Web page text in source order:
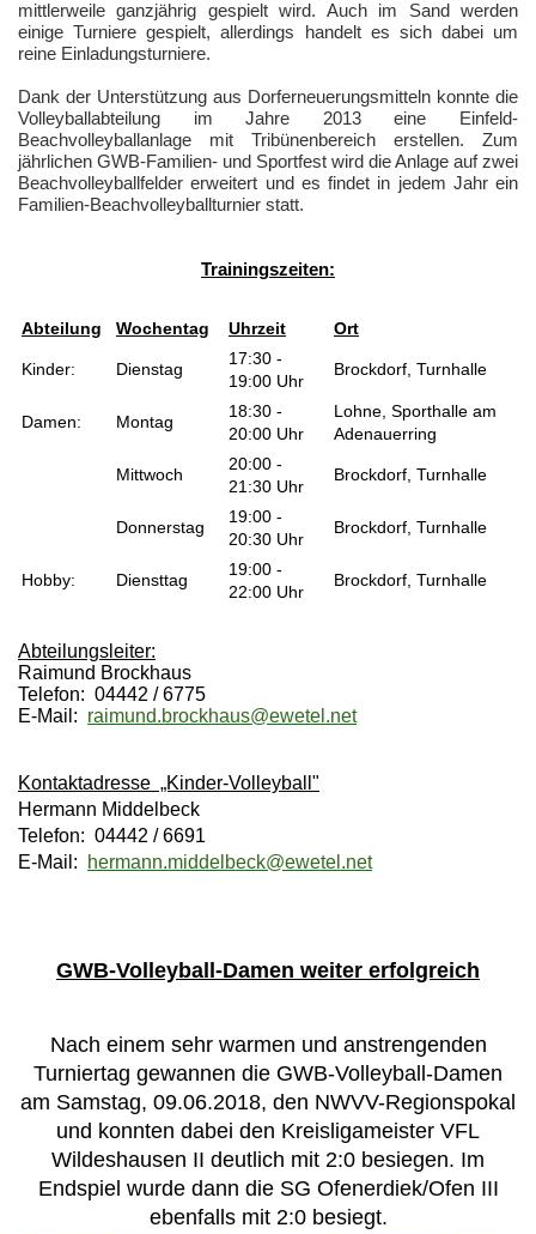
mittlerweile ganzjährig gespielt wird. Auch im Sand werden
einige Turniere gespielt, allerdings handelt es sich dabei um
reine Einladungsturniere.
Dank der Unterstützung aus Dorferneuerungsmitteln konnte die
Volleyballabteilung im Jahre 2013 eine Einfeld-
Beachvolleyballanlage mit Tribünenbereich erstellen. Zum
jährlichen GWB-Familien- und Sportfest wird die Anlage auf zwei
Beachvolleyballfelder erweitert und es findet in jedem Jahr ein
Familien-Beachvolleyballturnier statt.
Trainingszeiten:
Abteilung Wochentag Uhrzeit Ort
Kinder: Dienstag
17:30 -
19:00 Uhr
Brockdorf, Turnhalle
Damen: Montag
18:30 -
20:00 Uhr
Lohne, Sporthalle am
Adenauerring
Mittwoch
20:00 -
21:30 Uhr
Brockdorf, Turnhalle
Donnerstag
19:00 -
20:30 Uhr
Brockdorf, Turnhalle
Hobby: Diensttag
19:00 -
22:00 Uhr
Brockdorf, Turnhalle
Abteilungsleiter:
Raimund Brockhaus
Telefon: 04442 / 6775
E-Mail: raimund.brockhaus@ewetel.net
Kontaktadresse „Kinder-Volleyball"
Hermann Middelbeck
Telefon: 04442 / 6691
E-Mail:
hermann.middelbeck@ewetel.net
GWB-Volleyball-Damen weiter erfolgreich
Nach einem sehr warmen und anstrengenden
Turniertag gewannen die GWB-Volleyball-Damen
am Samstag, 09.06.2018, den NWVV-Regionspokal
und konnten dabei den Kreisligameister VFL
Wildeshausen II deutlich mit 2:0 besiegen. Im
Endspiel wurde dann die SG Ofenerdiek/Ofen III
ebenfalls mit 2:0 besiegt.